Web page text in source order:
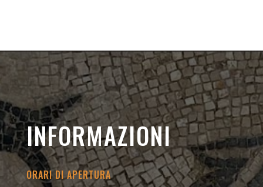
INFORMAZIONI
ORARI DI APERTURA